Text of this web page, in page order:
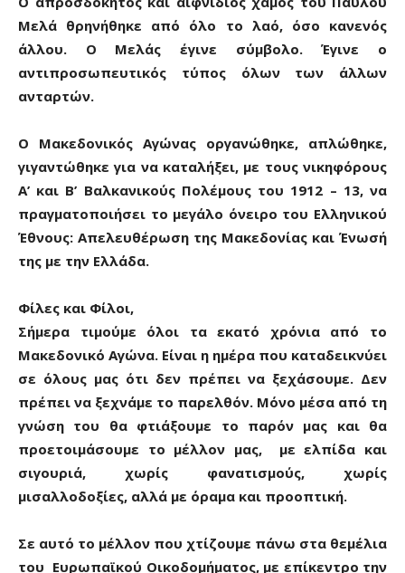
Μελά θρηνήθηκε από όλο το λαό, όσο κανενός
άλλου. Ο Μελάς έγινε σύμβολο. Έγινε ο
αντιπροσωπευτικός τύπος όλων των άλλων
ανταρτών.
Ο Μακεδονικός Αγώνας οργανώθηκε, απλώθηκε,
γιγαντώθηκε για να καταλήξει, με τους νικηφόρους
Α’ και Β’ Βαλκανικούς Πολέμους του 1912 – 13, να
πραγματοποιήσει το μεγάλο όνειρο του Ελληνικού
Έθνους: Απελευθέρωση της Μακεδονίας και Ένωσή
της με την Ελλάδα.
Φίλες και Φίλοι,
Σήμερα τιμούμε όλοι τα εκατό χρόνια από το
Μακεδονικό Αγώνα. Είναι η ημέρα που καταδεικνύει
σε όλους μας ότι δεν πρέπει να ξεχάσουμε. Δεν
πρέπει να ξεχνάμε το παρελθόν. Μόνο μέσα από τη
γνώση του θα φτιάξουμε το παρόν μας και θα
προετοιμάσουμε το μέλλον μας, με ελπίδα και
σιγουριά, χωρίς φανατισμούς, χωρίς
μισαλλοδοξίες, αλλά με όραμα και προοπτική.
Σε αυτό το μέλλον που χτίζουμε πάνω στα θεμέλια
του Ευρωπαϊκού Οικοδομήματος, με επίκεντρο την